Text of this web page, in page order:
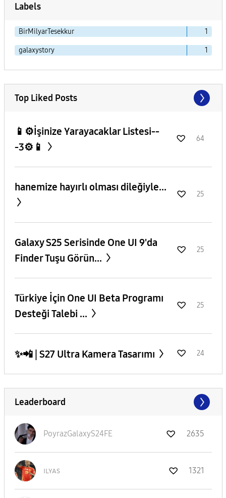
Labels
BirMilyarTesekkur 1
galaxystory 1
Top Liked Posts
📱⚙️İşinize Yarayacaklar Listesi--
-3⚙️📱
64
hanemize hayırlı olması dileğiyle...
25
Galaxy S25 Serisinde One UI 9'da
Finder Tuşu Görün...
25
​Türkiye İçin One UI Beta Programı
Desteği Talebi ...
25
✨️📲 | S27 Ultra Kamera Tasarımı 24
Leaderboard
PoyrazGalaxyS24FE 2635
ɪʟʏᴀs 1321